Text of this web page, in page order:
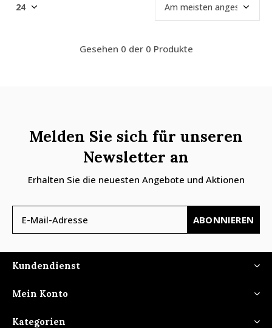
Gesehen 0 der 0 Produkte
Melden Sie sich für unseren
Newsletter an
Erhalten Sie die neuesten Angebote und Aktionen
ABONNIEREN
Kundendienst
Mein Konto
Kategorien